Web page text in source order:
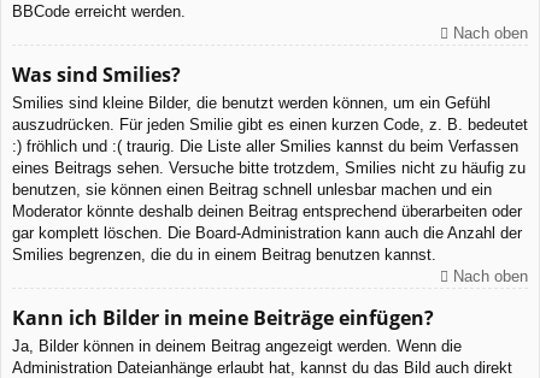
BBCode erreicht werden.
Nach oben
Was sind Smilies?
Smilies sind kleine Bilder, die benutzt werden können, um ein Gefühl
auszudrücken. Für jeden Smilie gibt es einen kurzen Code, z. B. bedeutet
:) fröhlich und :( traurig. Die Liste aller Smilies kannst du beim Verfassen
eines Beitrags sehen. Versuche bitte trotzdem, Smilies nicht zu häufig zu
benutzen, sie können einen Beitrag schnell unlesbar machen und ein
Moderator könnte deshalb deinen Beitrag entsprechend überarbeiten oder
gar komplett löschen. Die Board-Administration kann auch die Anzahl der
Smilies begrenzen, die du in einem Beitrag benutzen kannst.
Nach oben
Kann ich Bilder in meine Beiträge einfügen?
Ja, Bilder können in deinem Beitrag angezeigt werden. Wenn die
Administration Dateianhänge erlaubt hat, kannst du das Bild auch direkt